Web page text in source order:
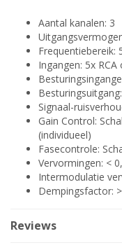
Aantal kanalen: 3
Frequentiebereik:
Ingangen: 5x
Signaal-
Gain Control:
(individueel)
Fasecontrole:
Vervormingen: <
Intermodulatie
Dempingsfactor:
Reviews